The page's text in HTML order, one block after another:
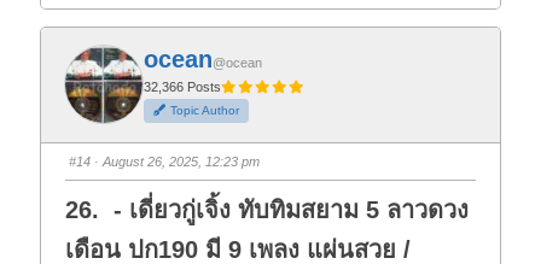
i
k
f
o
r
t
h
u
m
d
o
n
.
i
k
o
r
t
h
u
m
u
p
.
ocean@ocean
32,366 Posts
Topic Author
#14 · August 26, 2025, 12:23 pm
26. - เดี่ยวกู่เจิ้ง ทับทิมสยาม 5 ลาวดวง
เดือน ปก190 มี 9 เพลง แผ่นสวย /